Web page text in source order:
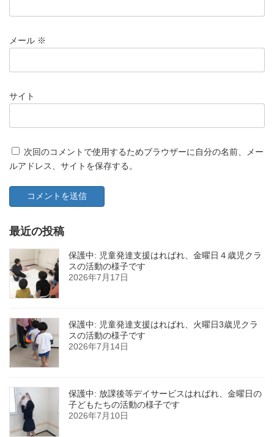
メール ※
サイト
次回のコメントで使用するためブラウザーに自分の名前、メー
ルアドレス、サイトを保存する。
最近の投稿
保護中: 児童発達支援はればれ、金曜日４歳児クラ
スの活動の様子です
2026年7月17日
保護中: 児童発達支援はればれ、火曜日3歳児クラ
スの活動の様子です
2026年7月14日
保護中: 放課後等デイサービスはればれ、金曜日の
子どもたちの活動の様子です
2026年7月10日